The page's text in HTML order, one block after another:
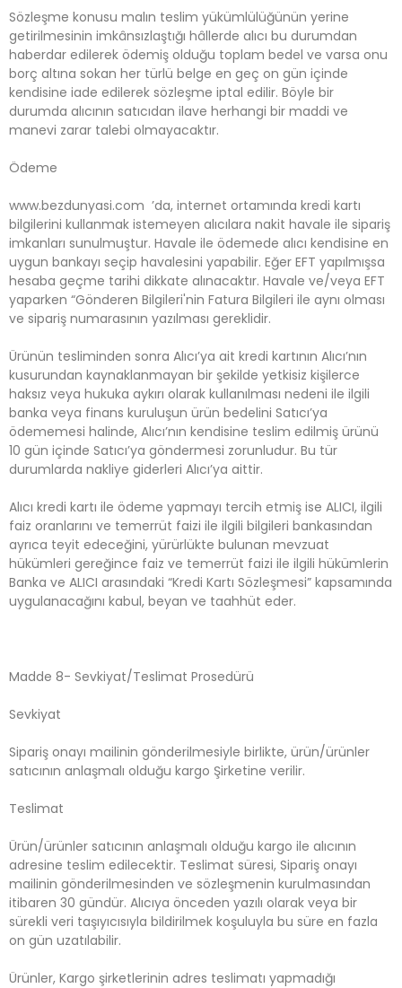
Sözleşme konusu malın teslim yükümlülüğünün yerine
getirilmesinin imkânsızlaştığı hâllerde alıcı bu durumdan
haberdar edilerek ödemiş olduğu toplam bedel ve varsa onu
borç altına sokan her türlü belge en geç on gün içinde
kendisine iade edilerek sözleşme iptal edilir. Böyle bir
durumda alıcının satıcıdan ilave herhangi bir maddi ve
manevi zarar talebi olmayacaktır.
Ödeme
www.bezdunyasi.com ’da, internet ortamında kredi kartı
bilgilerini kullanmak istemeyen alıcılara nakit havale ile sipariş
imkanları sunulmuştur. Havale ile ödemede alıcı kendisine en
uygun bankayı seçip havalesini yapabilir. Eğer EFT yapılmışsa
hesaba geçme tarihi dikkate alınacaktır. Havale ve/veya EFT
yaparken “Gönderen Bilgileri'nin Fatura Bilgileri ile aynı olması
ve sipariş numarasının yazılması gereklidir.
Ürünün tesliminden sonra Alıcı’ya ait kredi kartının Alıcı’nın
kusurundan kaynaklanmayan bir şekilde yetkisiz kişilerce
haksız veya hukuka aykırı olarak kullanılması nedeni ile ilgili
banka veya finans kuruluşun ürün bedelini Satıcı’ya
ödememesi halinde, Alıcı’nın kendisine teslim edilmiş ürünü
10 gün içinde Satıcı’ya göndermesi zorunludur. Bu tür
durumlarda nakliye giderleri Alıcı’ya aittir.
Alıcı kredi kartı ile ödeme yapmayı tercih etmiş ise ALICI, ilgili
faiz oranlarını ve temerrüt faizi ile ilgili bilgileri bankasından
ayrıca teyit edeceğini, yürürlükte bulunan mevzuat
hükümleri gereğince faiz ve temerrüt faizi ile ilgili hükümlerin
Banka ve ALICI arasındaki “Kredi Kartı Sözleşmesi” kapsamında
uygulanacağını kabul, beyan ve taahhüt eder.
Madde 8- Sevkiyat/Teslimat Prosedürü
Sevkiyat
Sipariş onayı mailinin gönderilmesiyle birlikte, ürün/ürünler
satıcının anlaşmalı olduğu kargo Şirketine verilir.
Teslimat
Ürün/ürünler satıcının anlaşmalı olduğu kargo ile alıcının
adresine teslim edilecektir. Teslimat süresi, Sipariş onayı
mailinin gönderilmesinden ve sözleşmenin kurulmasından
itibaren 30 gündür. Alıcıya önceden yazılı olarak veya bir
sürekli veri taşıyıcısıyla bildirilmek koşuluyla bu süre en fazla
on gün uzatılabilir.
Ürünler, Kargo şirketlerinin adres teslimatı yapmadığı